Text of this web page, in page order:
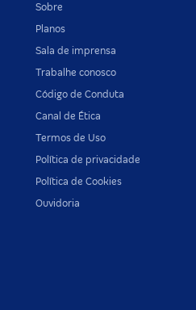
Sobre
Planos
Sala de imprensa
Trabalhe conosco
Código de Conduta
Canal de Ética
Termos de Uso
Política de privacidade
Política de Cookies
Ouvidoria